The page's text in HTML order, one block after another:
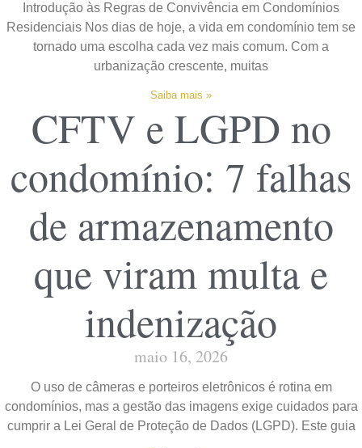
Introdução às Regras de Convivência em Condomínios
Residenciais Nos dias de hoje, a vida em condomínio tem se
tornado uma escolha cada vez mais comum. Com a
urbanização crescente, muitas
Saiba mais »
CFTV e LGPD no
condomínio: 7 falhas
de armazenamento
que viram multa e
indenização
maio 16, 2026
O uso de câmeras e porteiros eletrônicos é rotina em
condomínios, mas a gestão das imagens exige cuidados para
cumprir a Lei Geral de Proteção de Dados (LGPD). Este guia